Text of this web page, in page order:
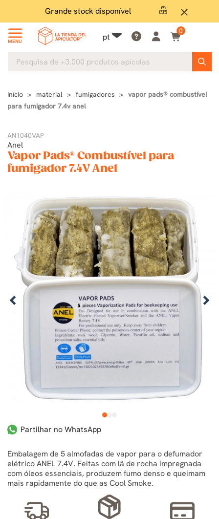
close
Grande stock disponível
MENU pt
0
Início material fumigadores
vapor pads® combustível
para fumigador 7.4v anel
AN1040VAP
Anel
Vapor Pads® Combustível para
fumigador 7.4V Anel
1
Partilhar no WhatsApp
Embalagem de 5 almofadas de vapor para o defumador
elétrico ANEL 7.4V. Feitas com lã de rocha impregnada
com óleos essenciais, produzem fumo denso e queimam
mais rapidamente do que as Cool Smoke.